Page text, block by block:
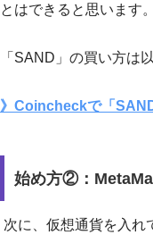
とはできると思います。
「SAND」の買い方は
》Coincheckで「
始め方②：
次に、仮想通貨を入れ